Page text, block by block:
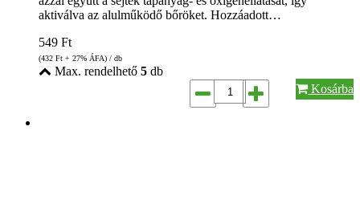
aktiválva az alulműködő bőröket. Hozzáadott…
549 Ft
(432 Ft + 27% ÁFA) / db
Max. rendelhető 5 db
Kosárba